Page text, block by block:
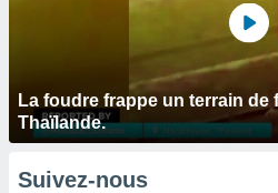
La foudre frappe un terrain de
Thaïlande.
Suivez-nous